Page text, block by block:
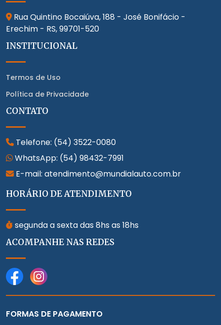
Rua Quintino Bocaiúva, 188 - José Bonifácio -
Erechim - RS,99701-520
INSTITUCIONAL
Termos de Uso
Política de Privacidade
CONTATO
Telefone: (54) 3522-0080
WhatsApp: (54) 98432-7991
E-mail: atendimento@mundialauto.com.br
HORÁRIO DE ATENDIMENTO
segunda a sexta das 8hs as 18hs
ACOMPANHE NAS REDES
FORMAS DE PAGAMENTO